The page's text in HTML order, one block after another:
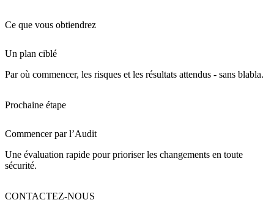
Ce que vous obtiendrez
Un plan ciblé
Par où commencer, les risques et les résultats attendus - sans blabla.
Prochaine étape
Commencer par l’Audit
Une évaluation rapide pour prioriser les changements en toute
sécurité.
CONTACTEZ-NOUS